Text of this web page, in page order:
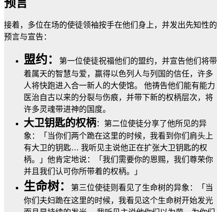
接着，多位在场的使徒领袖按手在他们身上，并发出先知性的
预言与宣告：
盟约：
第一位使徒祝福他们的盟约，并宣告他们将带
着属天的智慧与爱，赢得以色列人与列国的信任，许多
人将快跑进入合一新人的大使馆。 他祷告他们能有能力
医治自古以来的分裂与伤痕，并带下新的权柄层次，将
许多灵魂带进神的国度。
大卫钥匙的权柄：第二位使徒分享了他所见的异
象：「当你们两个跪在这里的时候，我看到你们肩头上
有大卫的钥匙… 我听见主说他正在扩张大卫钥匙的权
柄。」他肯定地说：「我们需要你的恩赐，我们尊荣你
并且我们认可你所带着的权柄。」
生命树：
第三位使徒则看见了生命树的异象：「当
你们夫妇跪在这里的时候，我看见这个生命树开始发光